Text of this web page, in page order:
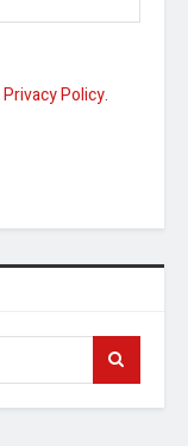
Privacy Policy.